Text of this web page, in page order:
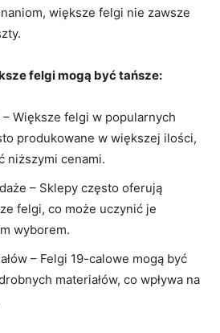
większe felgi nie zawsze
⁣felgi ⁣mogą być ​tańsze:
Większe felgi w‍ popularnych
⁤produkowane‍ w większej ilości,
niższymi cenami.
– ⁢Sklepy ⁣często oferują
felgi, ​co może uczynić je
wyborem.
– ‌Felgi 19-calowe mogą być
‍materiałów,​ co wpływa na